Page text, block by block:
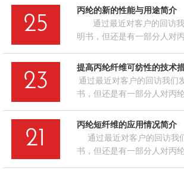
发挥丙纶纤维的全部性能，
制品的优点再来和大家探讨
带了帮助。 建筑、交通、农
25
丙纶的新的性能与用途简介
通过最近对客户的回访我
明书，但还是有一部分人对
挥丙纶的全部性能，今天小
再来和大家探讨探讨，希望
助。 …
23
提高丙纶纤维可纺性的技术
通过最近对客户的回访我们
书，但还是有一部分人对丙
发挥丙纶纤维的全部性能，
纤维可纺性的技术措施再来
望能给大家带了帮助。
21
丙纶短纤维的应用情况简介
通过最近对客户的回访我
书，但还是有一部分人对丙